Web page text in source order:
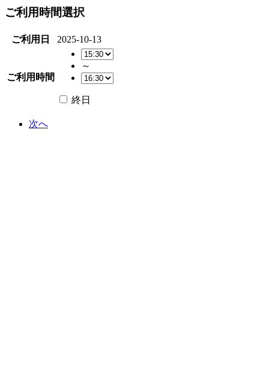
ご利用時間選択
ご利用日 2025-10-13
ご利用時間
～
終日
次へ